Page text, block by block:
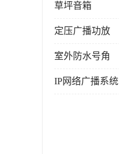
草坪音箱
定压广播功放
室外防水号角
IP网络广播系统